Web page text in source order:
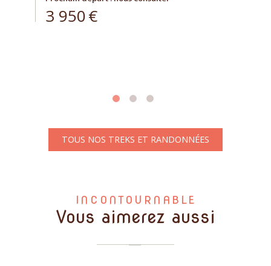
3 950€
TOUS NOS TREKS ET RANDONNÉES
INCONTOURNABLE
Vous aimerez aussi